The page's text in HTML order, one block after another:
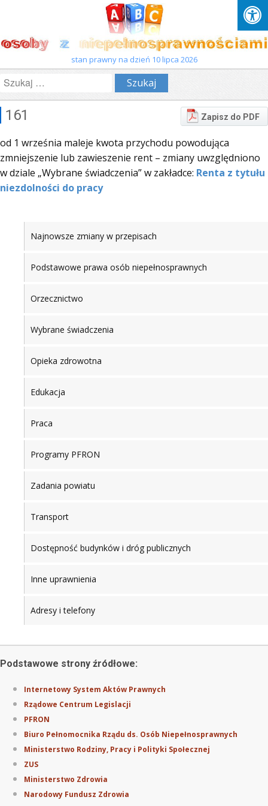
stan prawny na dzień 10 lipca 2026
Zapisz do PDF
161
od 1 września maleje kwota przychodu powodująca
zmniejszenie lub zawieszenie rent – zmiany uwzględniono
w dziale „Wybrane świadczenia” w zakładce: Renta z tytułu
niezdolności do pracy
Najnowsze zmiany w przepisach
Podstawowe prawa osób niepełnosprawnych
Orzecznictwo
Wybrane świadczenia
Opieka zdrowotna
Edukacja
Praca
Programy PFRON
Zadania powiatu
Transport
Dostępność budynków i dróg publicznych
Inne uprawnienia
Adresy i telefony
Podstawowe strony źródłowe:
Internetowy System Aktów Prawnych
Rządowe Centrum Legislacji
PFRON
Biuro Pełnomocnika Rządu ds. Osób Niepełnosprawnych
Ministerstwo Rodziny, Pracy i Polityki Społecznej
ZUS
Ministerstwo Zdrowia
Narodowy Fundusz Zdrowia